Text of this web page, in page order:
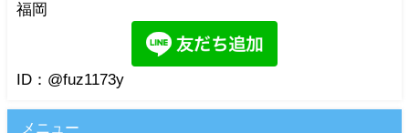
福岡
ID：@fuz1173y
メニュー